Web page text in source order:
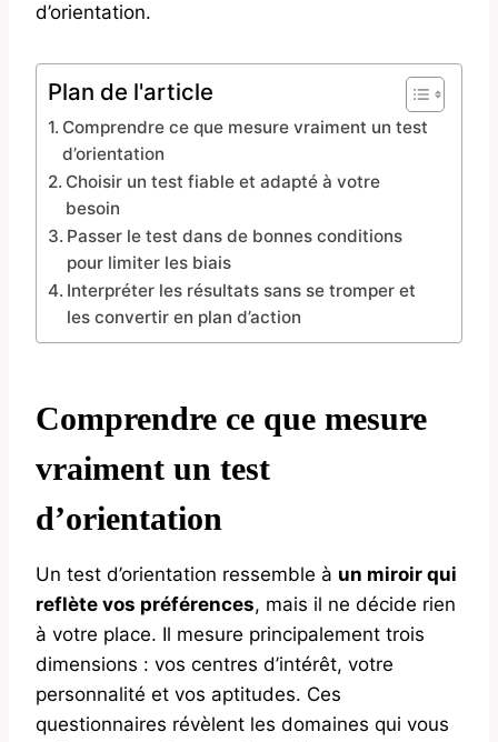
d’orientation.
Plan de l'article
Comprendre ce que mesure vraiment un test
d’orientation
Choisir un test fiable et adapté à votre
besoin
Passer le test dans de bonnes conditions
pour limiter les biais
Interpréter les résultats sans se tromper et
les convertir en plan d’action
Comprendre ce que mesure
vraiment un test
d’orientation
Un test d’orientation ressemble à un miroir qui
reflète vos préférences, mais il ne décide rien
à votre place. Il mesure principalement trois
dimensions : vos centres d’intérêt, votre
personnalité et vos aptitudes. Ces
questionnaires révèlent les domaines qui vous